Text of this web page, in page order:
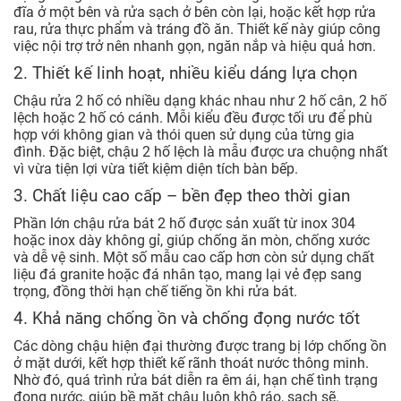
đĩa ở một bên và rửa sạch ở bên còn lại, hoặc kết hợp rửa
rau, rửa thực phẩm và tráng đồ ăn. Thiết kế này giúp công
việc nội trợ trở nên nhanh gọn, ngăn nắp và hiệu quả hơn.
2. Thiết kế linh hoạt, nhiều kiểu dáng lựa chọn
Chậu rửa 2 hố có nhiều dạng khác nhau như 2 hố cân, 2 hố
lệch hoặc 2 hố có cánh. Mỗi kiểu đều được tối ưu để phù
hợp với không gian và thói quen sử dụng của từng gia
đình. Đặc biệt, chậu 2 hố lệch là mẫu được ưa chuộng nhất
vì vừa tiện lợi vừa tiết kiệm diện tích bàn bếp.
3. Chất liệu cao cấp – bền đẹp theo thời gian
Phần lớn chậu rửa bát 2 hố được sản xuất từ inox 304
hoặc inox dày không gỉ, giúp chống ăn mòn, chống xước
và dễ vệ sinh. Một số mẫu cao cấp hơn còn sử dụng chất
liệu đá granite hoặc đá nhân tạo, mang lại vẻ đẹp sang
trọng, đồng thời hạn chế tiếng ồn khi rửa bát.
4. Khả năng chống ồn và chống đọng nước tốt
Các dòng chậu hiện đại thường được trang bị lớp chống ồn
ở mặt dưới, kết hợp thiết kế rãnh thoát nước thông minh.
Nhờ đó, quá trình rửa bát diễn ra êm ái, hạn chế tình trạng
đọng nước, giúp bề mặt chậu luôn khô ráo, sạch sẽ.